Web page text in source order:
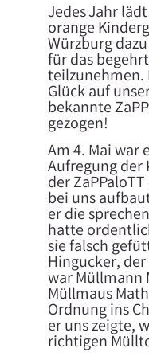
​Jedes Jahr
orange
Würzburg
für das
teilzunehmen.
Glück auf
bekannte
gezogen!
​Am 4. Mai war
Aufregung der
der
bei uns
er die
hatte
sie falsch
Hingucker,
war Müllmann
Müllmaus
Ordnung ins
er uns zeigte,
richtigen